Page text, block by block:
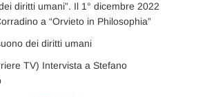
diritti umani”. Il 1° dicembre 2022
a “Orvieto in Philosophia”
dei diritti umani
TV) Intervista a Stefano